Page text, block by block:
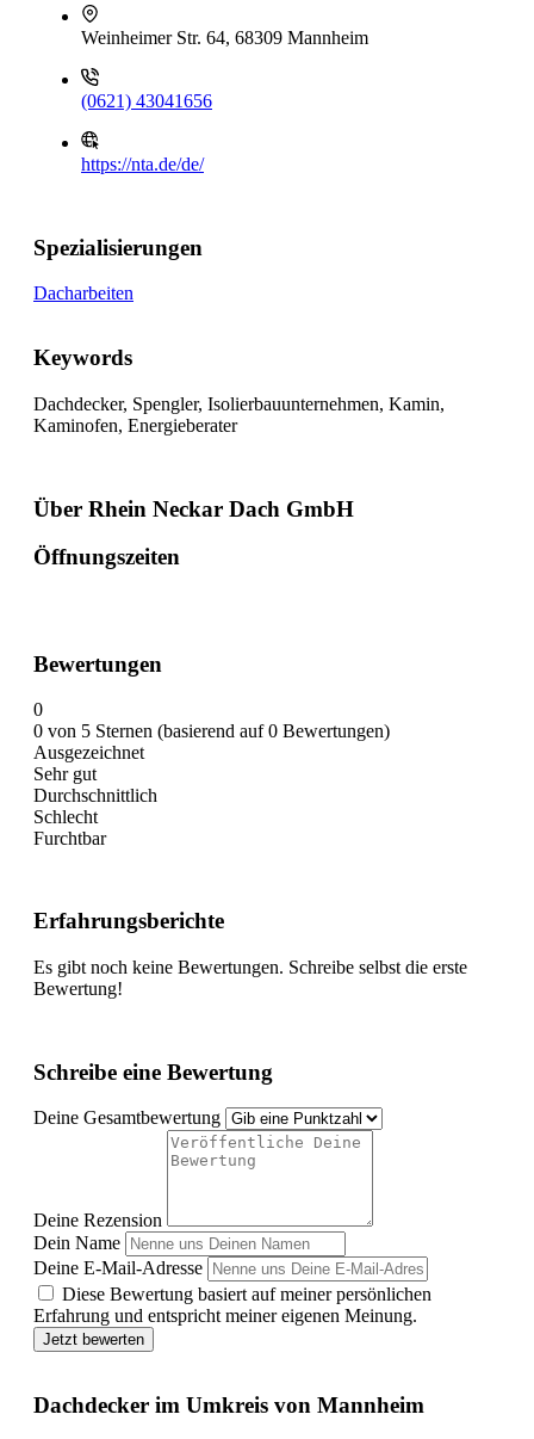
Weinheimer Str. 64, 68309 Mannheim
(0621) 43041656
https://nta.de/de/
Spezialisierungen
Dacharbeiten
Keywords
Dachdecker, Spengler, Isolierbauunternehmen, Kamin,
Kaminofen, Energieberater
Über Rhein Neckar Dach GmbH
Öffnungszeiten
Bewertungen
0
0 von 5 Sternen (basierend auf 0 Bewertungen)
Ausgezeichnet
Sehr gut
Durchschnittlich
Schlecht
Furchtbar
Erfahrungsberichte
Es gibt noch keine Bewertungen. Schreibe selbst die erste
Bewertung!
Schreibe eine Bewertung
Deine Gesamtbewertung
Deine Rezension
Dein Name
Deine E-Mail-Adresse
Diese Bewertung basiert auf meiner persönlichen
Erfahrung und entspricht meiner eigenen Meinung.
Jetzt bewerten
Dachdecker im Umkreis von Mannheim